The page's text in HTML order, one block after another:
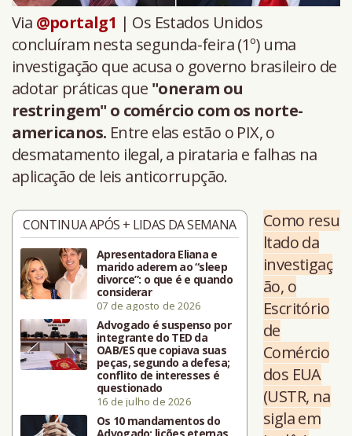
Via @portalg1 | Os Estados Unidos
concluíram nesta segunda-feira (1º) uma
investigação que acusa o governo brasileiro de
adotar práticas que "oneram ou
restringem" o comércio com os norte-
americanos. Entre elas estão o PIX, o
desmatamento ilegal, a pirataria e falhas na
aplicação de leis anticorrupção.
CONTINUA APÓS + LIDAS DA SEMANA
Apresentadora Eliana e
marido aderem ao “sleep
divorce”: o que é e quando
considerar
07 de agosto de 2026
Advogado é suspenso por
integrante do TED da
OAB/ES que copiava suas
peças, segundo a defesa;
conflito de interesses é
questionado
16 de julho de 2026
Os 10 mandamentos do
Como resu
ltado da
investigaç
ão, o
Escritório
de
Comércio
dos EUA
(USTR, na
sigla em